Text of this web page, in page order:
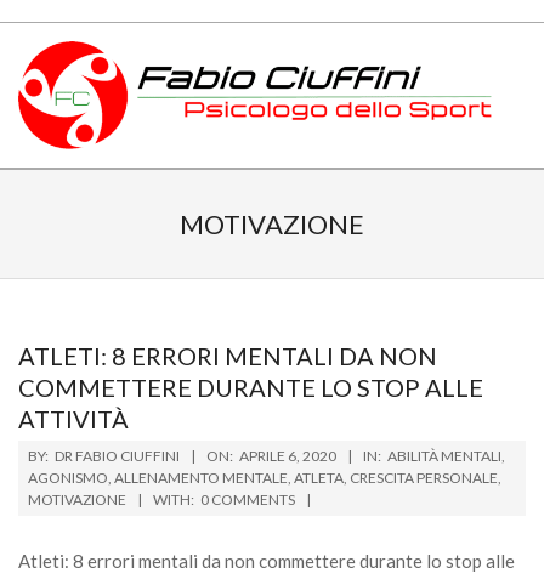
content
PSICOLOGO
MOTIVAZIONE
ATLETI: 8 ERRORI MENTALI DA NON
COMMETTERE DURANTE LO STOP ALLE
ATTIVITÀ
2020-
04-
06
BY: DR FABIO CIUFFINI ON: APRILE 6, 2020 IN: ABILITÀ MENTALI,
AGONISMO, ALLENAMENTO MENTALE, ATLETA, CRESCITA PERSONALE,
MOTIVAZIONE
WITH: 0 COMMENTS
Atleti: 8 errori mentali da non commettere durante lo stop alle